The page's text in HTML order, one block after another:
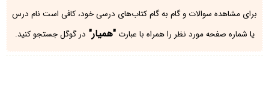
برای مشاهده سوالات و گام به گام کتاب‌های درسی خود، کافی است نام درس
یا شماره صفحه مورد نظر را همراه با عبارت"همیار" در گوگل جستجو کنید.